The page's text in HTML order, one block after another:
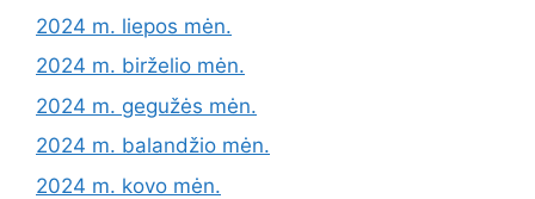
2024 m. liepos mėn.
2024 m. birželio mėn.
2024 m. gegužės mėn.
2024 m. balandžio mėn.
2024 m. kovo mėn.